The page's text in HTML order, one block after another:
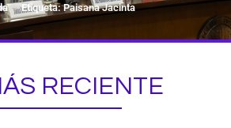
Etiqueta: Paisana Jacinta
RECIENTE